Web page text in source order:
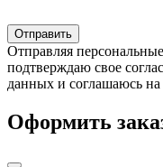
Отправляя
подтверждаю свое
данных и соглашаюсь на
Оформить